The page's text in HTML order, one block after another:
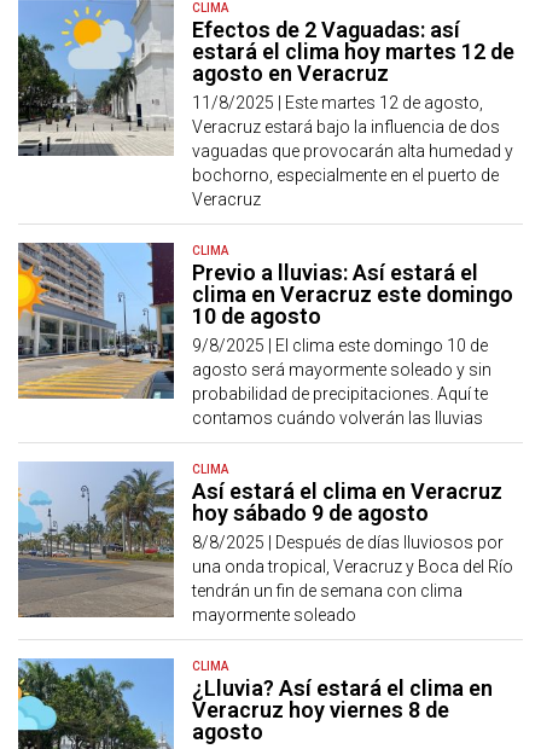
CLIMA
Efectos de 2 Vaguadas: así
estará el clima hoy martes 12 de
agosto en Veracruz
11/8/2025 | Este martes 12 de agosto,
Veracruz estará bajo la influencia de dos
vaguadas que provocarán alta humedad y
bochorno, especialmente en el puerto de
Veracruz
CLIMA
Previo a lluvias: Así estará el
clima en Veracruz este domingo
10 de agosto
9/8/2025 | El clima este domingo 10 de
agosto será mayormente soleado y sin
probabilidad de precipitaciones. Aquí te
contamos cuándo volverán las lluvias
CLIMA
Así estará el clima en Veracruz
hoy sábado 9 de agosto
8/8/2025 | Después de días lluviosos por
una onda tropical, Veracruz y Boca del Río
tendrán un fin de semana con clima
mayormente soleado
CLIMA
¿Lluvia? Así estará el clima en
Veracruz hoy viernes 8 de
agosto